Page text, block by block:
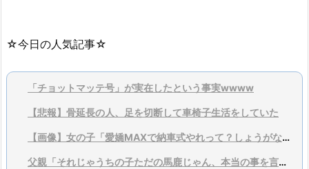
☆今日の人気記事☆
「チョットマッテ号」が実在したという事実wwww
【悲報】骨延長の人、足を切断して車椅子生活をしていた
【画像】女の子「愛嬌MAXで納車式やれって？しょうがないなあ…」
父親「それじゃうちの子ただの馬鹿じゃん、本当の事を言ってくれ」